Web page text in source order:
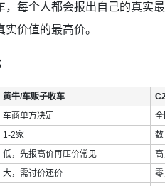
，每个人都会报出自己的真实
价值的最高价。
黄牛/车贩子收车
车商单方决定
1-2家
低，先报高价再压价常见
大，需讨价还价